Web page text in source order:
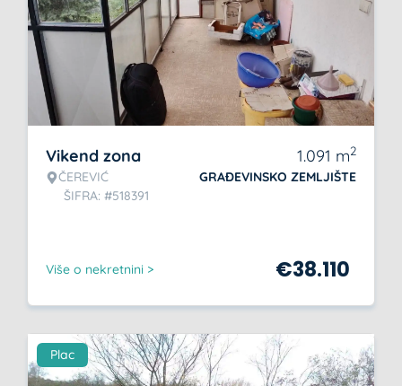
Vikend zona
ČEREVIĆ
ŠIFRA: #518391
1.091 m2
GRAĐEVINSKO ZEMLJIŠTE
Više o nekretnini > €38.110
Plac